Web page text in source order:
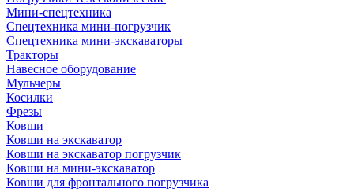
Мини-спецтехника
Спецтехника мини-погрузчик
Спецтехника мини-экскаваторы
Тракторы
Навесное оборудование
Мульчеры
Косилки
Фрезы
Ковши
Ковши на экскаватор
Ковши на экскаватор погрузчик
Ковши на мини-экскаватор
Ковши для фронтального погрузчика